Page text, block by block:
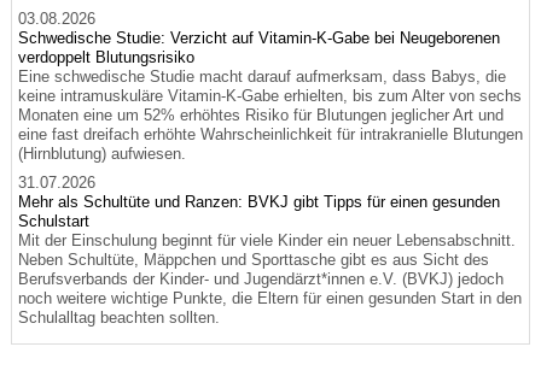
03.08.2026
Schwedische Studie: Verzicht auf Vitamin-K-Gabe bei Neugeborenen
verdoppelt Blutungsrisiko
Eine schwedische Studie macht darauf aufmerksam, dass Babys, die
keine intramuskuläre Vitamin-K-Gabe erhielten, bis zum Alter von sechs
Monaten eine um 52% erhöhtes Risiko für Blutungen jeglicher Art und
eine fast dreifach erhöhte Wahrscheinlichkeit für intrakranielle Blutungen
(Hirnblutung) aufwiesen.
31.07.2026
Mehr als Schultüte und Ranzen: BVKJ gibt Tipps für einen gesunden
Schulstart
Mit der Einschulung beginnt für viele Kinder ein neuer Lebensabschnitt.
Neben Schultüte, Mäppchen und Sporttasche gibt es aus Sicht des
Berufsverbands der Kinder- und Jugendärzt*innen e.V. (BVKJ) jedoch
noch weitere wichtige Punkte, die Eltern für einen gesunden Start in den
Schulalltag beachten sollten.